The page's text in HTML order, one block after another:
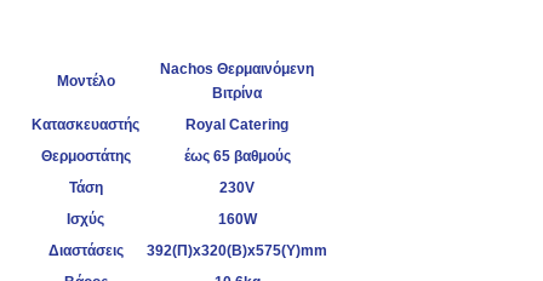
Μοντέλο
Nachos Θερμαινόμενη
Βιτρίνα
Κατασκευαστής
Royal Catering
Θερμοστάτης
έως 65 βαθμούς
Τάση
230V
Ισχύς
160W
Διαστάσεις
392(Π)x320(B)x575(Y)mm